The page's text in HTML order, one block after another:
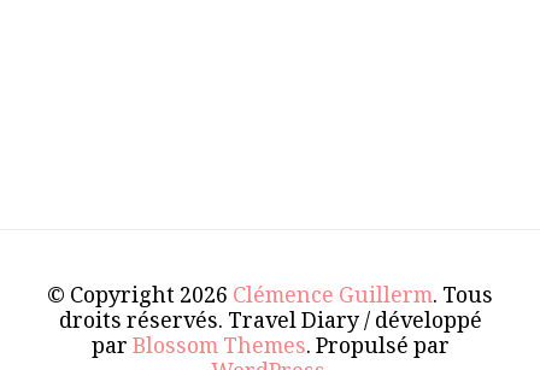
© Copyright 2026 Clémence Guillerm. Tous
droits réservés. Travel Diary / développé
parBlossom Themes. Propulsé par